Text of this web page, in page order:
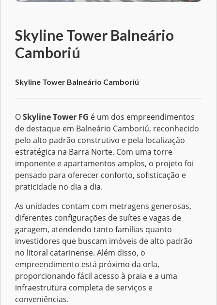
Skyline Tower Balneário
Camboriú
Skyline Tower Balneário Camboriú
OSkyline Tower FG é um dos empreendimentos
de destaque em Balneário Camboriú, reconhecido
pelo alto padrão construtivo e pela localização
estratégica na Barra Norte. Com uma torre
imponente e apartamentos amplos, o projeto foi
pensado para oferecer conforto, sofisticação e
praticidade no dia a dia.
As unidades contam com metragens generosas,
diferentes configurações de suítes e vagas de
garagem, atendendo tanto famílias quanto
investidores que buscam imóveis de alto padrão
no litoral catarinense. Além disso, o
empreendimento está próximo da orla,
proporcionando fácil acesso à praia e a uma
infraestrutura completa de serviços e
conveniências.